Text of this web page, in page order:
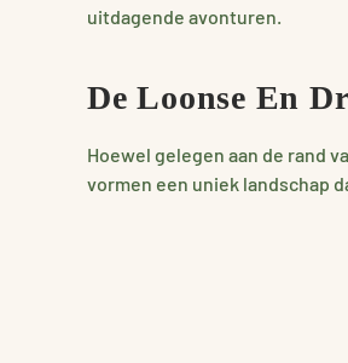
uitdagende avonturen.
De Loonse En
Hoewel gelegen aan de rand
vormen een uniek landschap